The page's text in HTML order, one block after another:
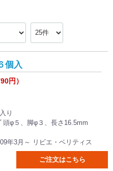
個入
円）
り
頭φ５、脚φ３、長さ16.5mm
年3月～ リビエ・ベリティス
ご注文はこちら